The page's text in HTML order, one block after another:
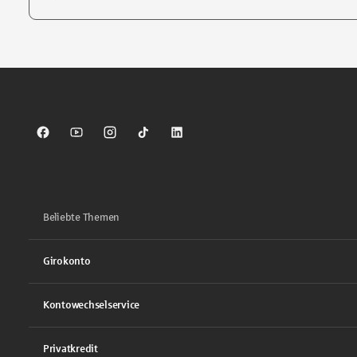
Sparkasse auf Facebook
Sparkasse auf Youtube
Sparkasse auf Instagram
Sparkasse auf TikTok
Sparkasse auf LinkedIn
Beliebte Themen
Girokonto
Kontowechselservice
Privatkredit